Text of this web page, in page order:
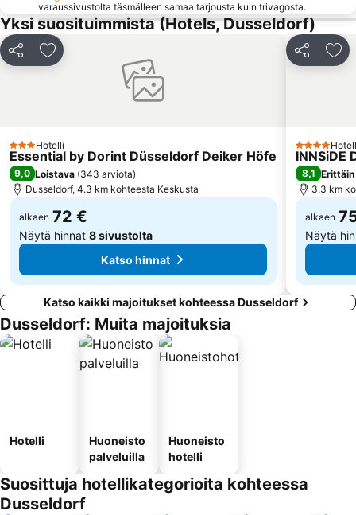
Stadtkern
Zollverein
Altstadt
Movie Park Germany
Oberkassel
Veltins Areena
Flingern-Süd
Medienhafen Düsseldorf
varaussivustolta täsmälleen samaa tarjousta kuin trivagosta.
Yksi suosituimmista (Hotels, Dusseldorf)
Jaa Lisää suosikkeihin
3 Tähtiluokitus
Hotelli
Essential by Dorint Düsseldorf Deiker Höfe
9,0 Loistava (343 arviota)
Dusseldorf, 4.3 km kohteesta Keskusta
alkaen 72 €
Näytä hinnat 8 sivustolta
Katso hinnat
Jaa
4
INNSiDE
8,1
3.3 km
alkaen
Näytä
Katso kaikki majoitukset kohteessa Dusseldorf
Dusseldorf: Muita majoituksia
Hotelli
Huoneisto
palveluilla
Huoneisto
hotelli
Suosittuja hotellikategorioita kohteessa
Dusseldorf